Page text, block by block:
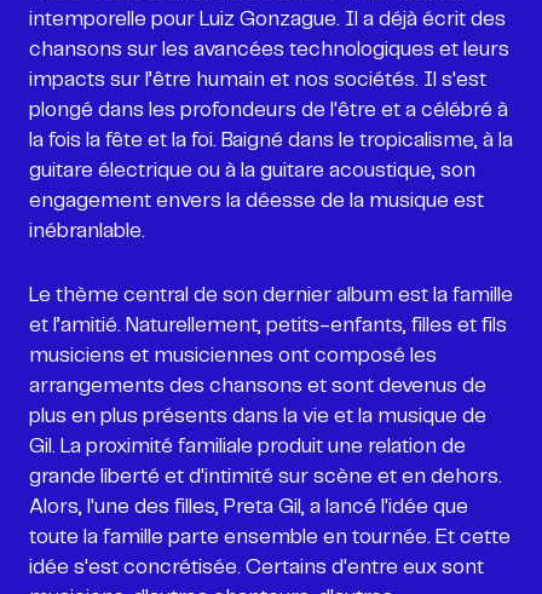
intemporelle pour Luiz Gonzague. Il a déjà écrit des
chansons sur les avancées technologiques et leurs
impacts sur l’être humain et nos sociétés. Il s'est
plongé dans les profondeurs de l'être et a célébré à
la fois la fête et la foi. Baigné dans le tropicalisme, à la
guitare électrique ou à la guitare acoustique, son
engagement envers la déesse de la musique est
inébranlable.
Le thème central de son dernier album est la famille
et l’amitié. Naturellement, petits-enfants, filles et fils
musiciens et musiciennes ont composé les
arrangements des chansons et sont devenus de
plus en plus présents dans la vie et la musique de
Gil. La proximité familiale produit une relation de
grande liberté et d'intimité sur scène et en dehors.
Alors, l'une des filles, Preta Gil, a lancé l'idée que
toute la famille parte ensemble en tournée. Et cette
idée s'est concrétisée. Certains d'entre eux sont